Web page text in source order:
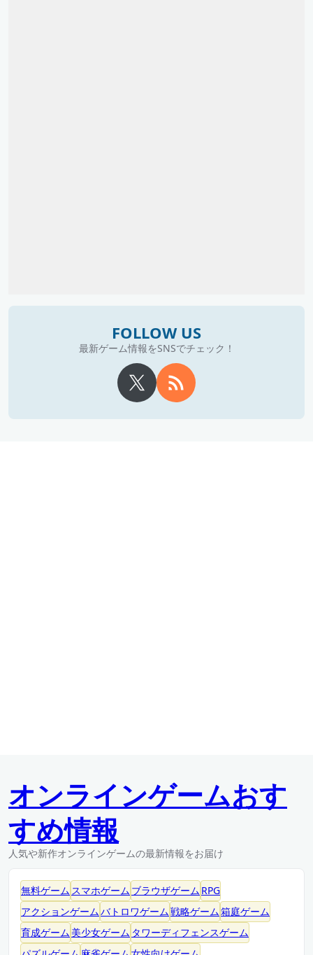
FOLLOW US
最新ゲーム情報をSNSでチェック！
オンラインゲームおす
すめ情報
人気や新作オンラインゲームの最新情報をお届け
無料ゲーム スマホゲーム ブラウザゲーム RPG
アクションゲームバトロワゲーム戦略ゲーム箱庭ゲーム
育成ゲーム 美少女ゲーム タワーディフェンスゲーム